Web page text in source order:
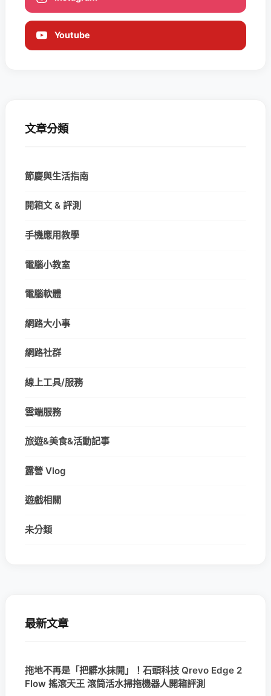
Youtube
文章分類
節慶與生活指南
開箱文 & 評測
手機應用教學
電腦小教室
電腦軟體
網路大小事
網路社群
線上工具/服務
雲端服務
旅遊&美食&活動記事
露營 Vlog
遊戲相關
未分類
最新文章
拖地不再是「把髒水抹開」！石頭科技 Qrevo Edge 2
Flow 搖滾天王 滾筒活水掃拖機器人開箱評測